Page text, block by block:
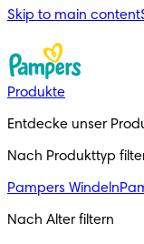
Skip to main content
Produkte
Entdecke unser
Nach Produkttyp
Pampers Windeln
Nach Alter filtern